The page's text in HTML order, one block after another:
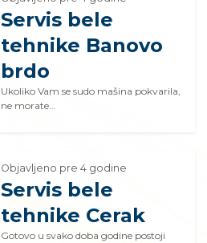
Servis bele
tehnike Banovo
brdo
Ukoliko Vam se sudo mašina pokvarila,
ne morate...
Objavljeno pre 4 godine
Servis bele
tehnike Cerak
Gotovo u svako doba godine postoji